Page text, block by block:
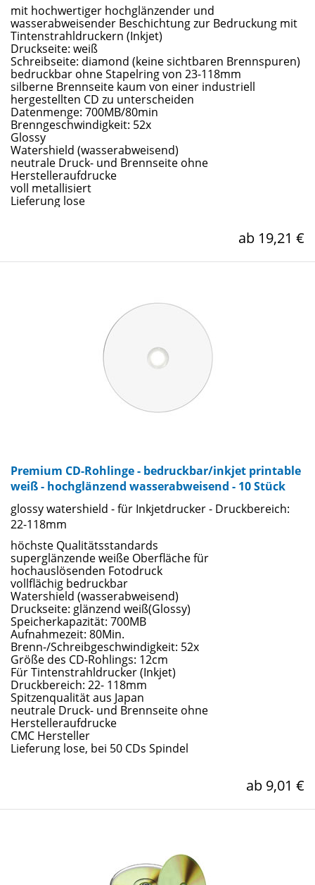
mit hochwertiger hochglänzender und
wasserabweisender Beschichtung zur Bedruckung mit
Tintenstrahldruckern (Inkjet)
Druckseite: weiß
Schreibseite: diamond (keine sichtbaren Brennspuren)
bedruckbar ohne Stapelring von 23-118mm
silberne Brennseite kaum von einer industriell
hergestellten CD zu unterscheiden
Datenmenge: 700MB/80min
Brenngeschwindigkeit: 52x
Glossy
Watershield (wasserabweisend)
neutrale Druck- und Brennseite ohne
Herstelleraufdrucke
voll metallisiert
Lieferung lose
ab 19,21 €
Premium CD-Rohlinge - bedruckbar/inkjet printable
weiß - hochglänzend wasserabweisend - 10 Stück
glossy watershield - für Inkjetdrucker - Druckbereich:
22-118mm
höchste Qualitätsstandards
superglänzende weiße Oberfläche für
hochauslösenden Fotodruck
vollflächig bedruckbar
Watershield (wasserabweisend)
Druckseite: glänzend weiß(Glossy)
Speicherkapazität: 700MB
Aufnahmezeit: 80Min.
Brenn-/Schreibgeschwindigkeit: 52x
Größe des CD-Rohlings: 12cm
Für Tintenstrahldrucker (Inkjet)
Druckbereich: 22- 118mm
Spitzenqualität aus Japan
neutrale Druck- und Brennseite ohne
Herstelleraufdrucke
CMC Hersteller
Lieferung lose, bei 50 CDs Spindel
ab 9,01 €